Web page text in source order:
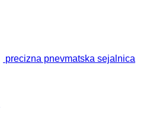
precizna pnevmatska sejalnica